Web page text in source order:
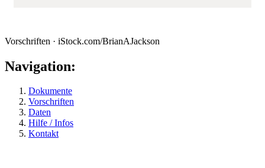
Vorschriften · iStock.com/BrianAJackson
Navigation:
Dokumente
Vorschriften
Daten
Hilfe / Infos
Kontakt